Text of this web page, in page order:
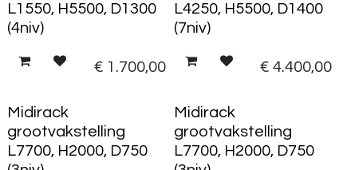
L1550, H5500, D1300
(4niv)
€ 1.700,00
L4250, H5500, D1400
(7niv)
€4.400,00
Midirack
grootvakstelling
L7700, H2000, D750
Midirack
grootvakstelling
L7700, H2000, D750